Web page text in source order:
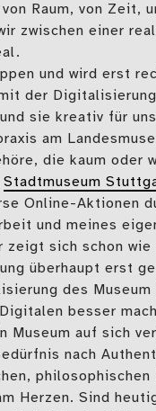
Raum, von Zeit,
zwischen einer
und wird erst
der
sie kreativ für
am
die kaum oder
Stadtmuseum
Online-Aktionen
und meines
zeigt sich schon
überhaupt erst
des
besser
Museum auf sich
nach
Herzen. Sind